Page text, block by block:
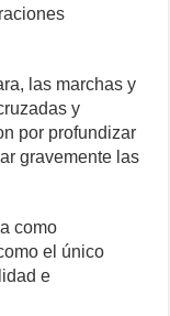
las marchas y
y
por profundizar
gravemente las
como
el único
e